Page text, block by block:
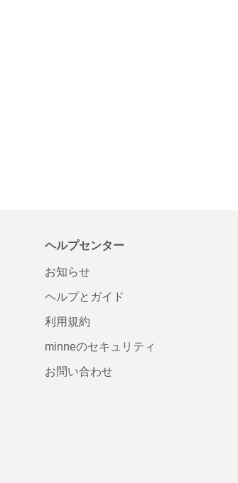
ヘルプセンター
お知らせ
ヘルプとガイド
利用規約
minneのセキュリティ
お問い合わせ